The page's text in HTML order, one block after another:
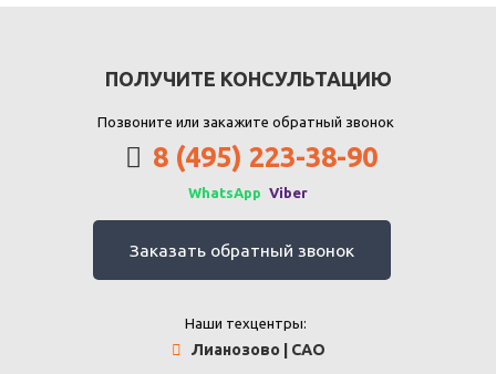
ПОЛУЧИТЕ КОНСУЛЬТАЦИЮ
Позвоните или закажите обратный звонок
8 (495) 223-38-90
WhatsApp Viber
Заказать обратный звонок
Наши техцентры:
Лианозово | САО